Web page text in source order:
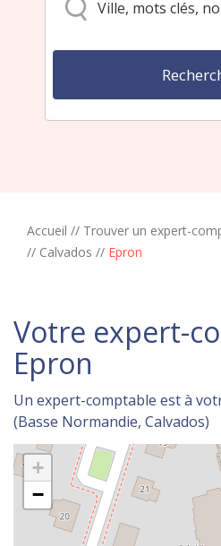
Accueil // Trouver un expert-
// Calvados // Epron
Votre expert-
Epron
Un expert-comptable est à
(Basse Normandie, Calvados)
+
−